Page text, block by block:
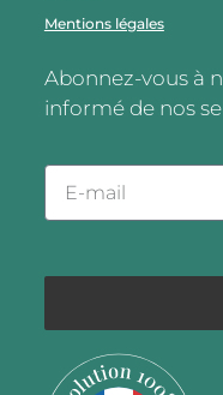
Mentions légales
Abonnez-vous à
informé de nos